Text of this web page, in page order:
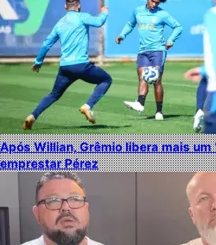
Após Willian, Grêmio libera mais um
emprestar Pérez